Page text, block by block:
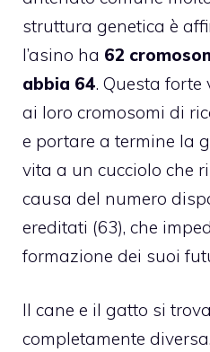
struttura genetica è
l’asino ha 62
abbia 64. Questa forte
ai loro cromosomi di
e portare a termine la
vita a un cucciolo che
causa del numero
ereditati (63), che
formazione dei suoi
Il cane e il gatto si
completamente diversa.